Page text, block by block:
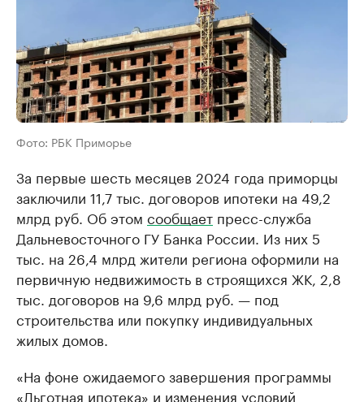
Фото: РБК Приморье
За первые шесть месяцев 2024 года приморцы
заключили 11,7 тыс. договоров ипотеки на 49,2
млрд руб. Об этом сообщает пресс-служба
Дальневосточного ГУ Банка России. Из них 5
тыс. на 26,4 млрд жители региона оформили на
первичную недвижимость в строящихся ЖК, 2,8
тыс. договоров на 9,6 млрд руб. — под
строительства или покупку индивидуальных
жилых домов.
«На фоне ожидаемого завершения программы
«Льготная ипотека» и изменения условий